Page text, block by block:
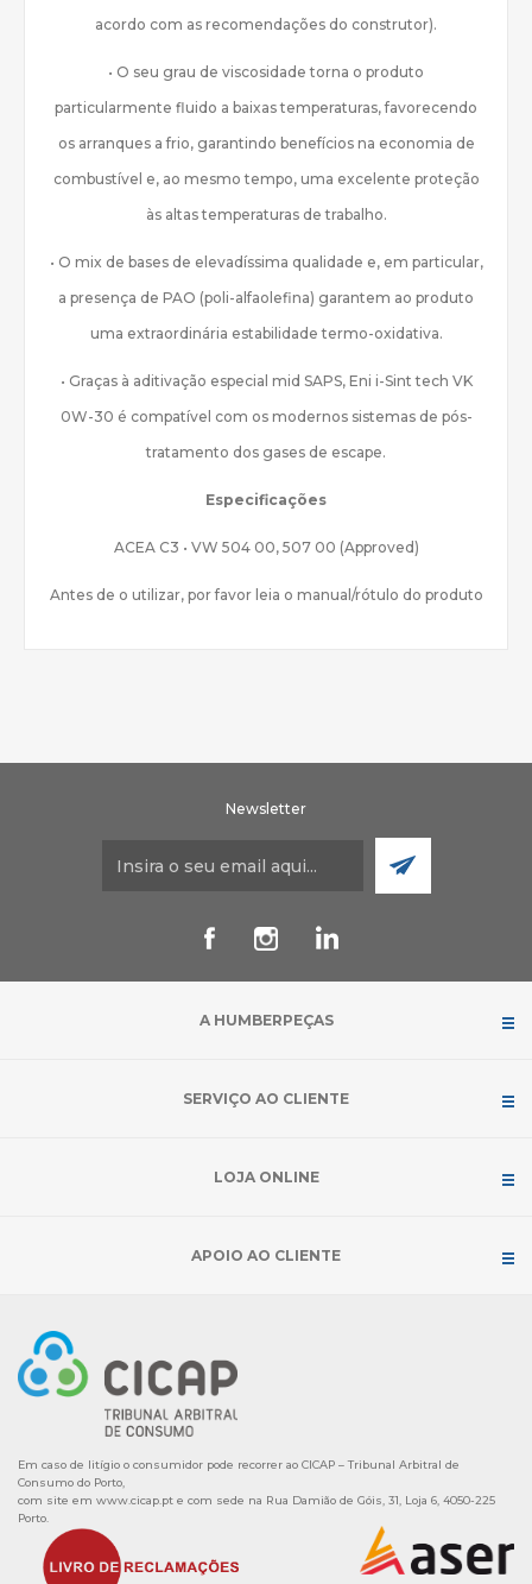
acordo com as recomendações do construtor).
• O seu grau de viscosidade torna o produto
particularmente fluido a baixas temperaturas, favorecendo
os arranques a frio, garantindo benefícios na economia de
combustível e, ao mesmo tempo, uma excelente proteção
às altas temperaturas de trabalho.
• O mix de bases de elevadíssima qualidade e, em particular,
a presença de PAO (poli-alfaolefina) garantem ao produto
uma extraordinária estabilidade termo-oxidativa.
• Graças à aditivação especial mid SAPS, Eni i-Sint tech VK
0W-30 é compatível com os modernos sistemas de pós-
tratamento dos gases de escape.
Especificações
ACEA C3 • VW 504 00, 507 00 (Approved)
Antes de o utilizar, por favor leia o manual/rótulo do produto
Newsletter
A HUMBERPEÇAS
SERVIÇO AO CLIENTE
LOJA ONLINE
APOIO AO CLIENTE
Em caso de litígio o consumidor pode recorrer ao CICAP – Tribunal Arbitral de
Consumo do Porto,
com site em www.cicap.pt e com sede na Rua Damião de Góis, 31, Loja 6, 4050-225
Porto.